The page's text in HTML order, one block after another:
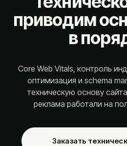
Цифровой маркетинг
Маркетинговые услуги
Видеореклама
Google Ads
Реклама на YouTube
Аудит Google Ads
приводим
в
Core Web Vitals, контроль
оптимизация и schema
техническую основу
реклама работали на
Заказать